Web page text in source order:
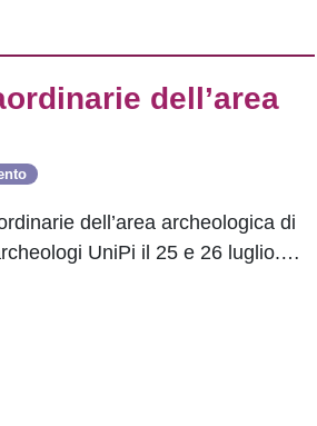
dell’area
dell’area archeologica di
UniPi il 25 e 26 luglio.…